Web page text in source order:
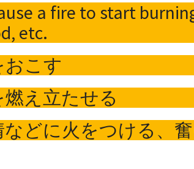
a fire to start
etc.
おこす
燃え立たせる
などに火をつける、